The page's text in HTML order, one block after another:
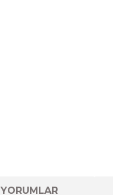
YORUMLAR